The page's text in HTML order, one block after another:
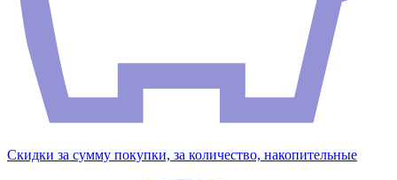
Скидки за сумму покупки, за количество, накопительные